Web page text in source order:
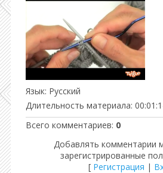
Язык: Русский
Длительность материала:
Всего комментариев: 0
Добавлять комментарии
зарегистрированные
[ Регистрация |